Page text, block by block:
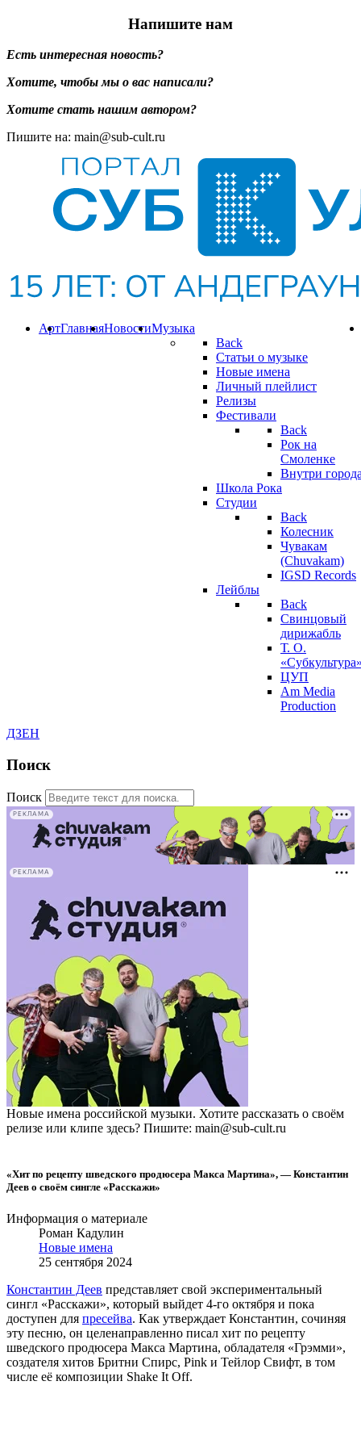
Напишите нам
Есть интересная новость?
Хотите, чтобы мы о вас написали?
Хотите стать нашим автором?
Пишите на: main@sub-cult.ru
Музыка
Back
Статьи о музыке
Новые имена
Личный плейлист
Релизы
Фестивали
Back
Рок на
Смоленке
Внутри
Школа Рока
Студии
Back
Колесник
Чувакам
(Chuvakam)
IGSD Records
Лейблы
Back
Свинцовый
дирижабль
Т. О.
ЦУП
Am Media
Production
Новости
Главная
Арт
ДЗЕН
Поиск
Поиск
РЕКЛАМА
РЕКЛАМА
Новые имена российской музыки. Хотите рассказать о своём
релизе или клипе здесь? Пишите: main@sub-cult.ru
«Хит по рецепту шведского продюсера Макса Мартина», — Константин
Деев о своём сингле «Расскажи»
Информация о материале
Роман Кадулин
Новые имена
25 сентября 2024
Константин Деев представляет свой экспериментальный
сингл «Расскажи», который выйдет 4-го октября и пока
доступен для пресейва. Как утверждает Константин, сочиняя
эту песню, он целенаправленно писал хит по рецепту
шведского продюсера Макса Мартина, обладателя «Грэмми»,
создателя хитов Бритни Спирс, Pink и Тейлор Свифт, в том
числе её композиции Shake It Off.